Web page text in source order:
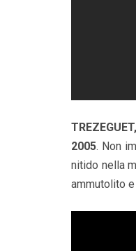
2005. Non
nitido nella
ammutolito